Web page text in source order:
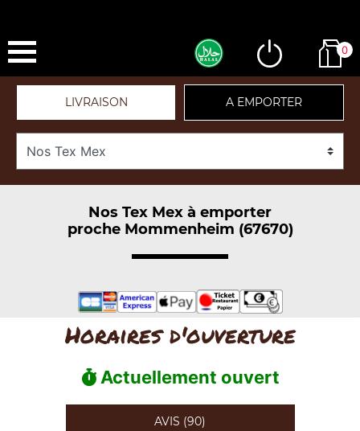
0
LIVRAISON A EMPORTER
Nos Tex Mex à emporter
proche Mommenheim (67670)
Horaires d'ouverture
Actuellement ouvert
AVIS (90)